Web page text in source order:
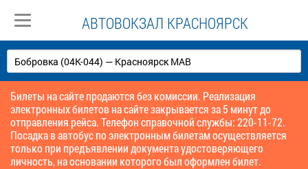
АВТОВОКЗАЛ КРАСНОЯРСК
Билеты на сайте продаются без комиссии. Реализация
электронных билетов на сайте закрывается за 5 минут до
отправления рейса. Телефон справочной службы: 220-11-72.
Посадка в автобус по электронным билетам осуществляется
только при предъявлении документа удостоверяющего
личность, на основании которого был оформлен билет.